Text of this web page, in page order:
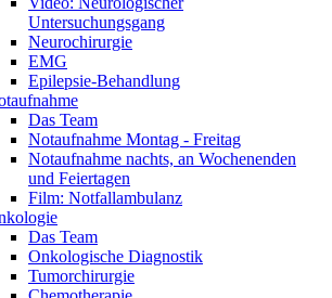
Untersuchungsgang
Neurochirurgie
EMG
Epilepsie-Behandlung
Das Team
Notaufnahme Montag - Freitag
Notaufnahme nachts, an Wochenenden
und Feiertagen
Film: Notfallambulanz
Das Team
Onkologische Diagnostik
Tumorchirurgie